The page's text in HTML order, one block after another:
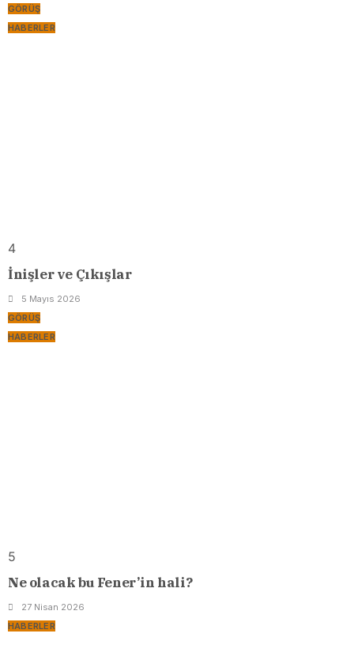
GÖRÜŞ
HABERLER
4
İnişler ve Çıkışlar
5 Mayıs 2026
GÖRÜŞ
HABERLER
5
Ne olacak bu Fener’in hali?
27 Nisan 2026
HABERLER